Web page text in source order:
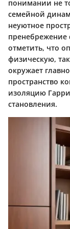
понимании не
семейной
неуютное
пренебрежение
отметить, что
физическую,
окружает
пространство
изоляцию
становления.